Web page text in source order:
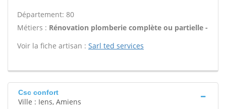
Département: 80
Métiers : Rénovation plomberie complète ou partielle -
Voir la fiche artisan : Sarl ted services
Csc confort
Ville : Iens, Amiens